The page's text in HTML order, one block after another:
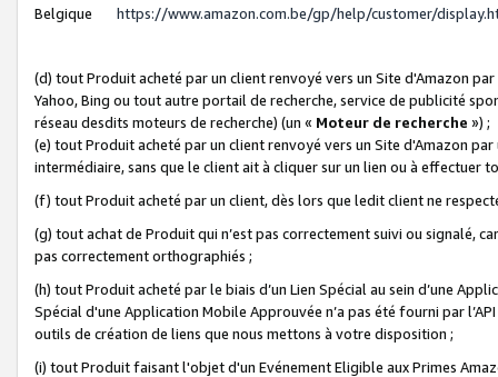
Belgique
https://www.amazon.com.be/gp/help/customer/
(d) tout Produit acheté par un client renvoyé vers un Site d'Amazon
Yahoo, Bing ou tout autre portail de recherche, service de publicité
réseau desdits moteurs de recherche) (un « Moteur de recherche ») ;
(e) tout Produit acheté par un client renvoyé vers un Site d'Amazon
intermédiaire, sans que le client ait à cliquer sur un lien ou à
(f) tout Produit acheté par un client, dès lors que ledit client ne
(g) tout achat de Produit qui n’est pas correctement suivi ou signalé,
pas correctement orthographiés ;
(h) tout Produit acheté par le biais d’un Lien Spécial au sein d’une
Spécial d'une Application Mobile Approuvée n’a pas été fourni par
outils de création de liens que nous mettons à votre disposition ;
(i) tout Produit faisant l'objet d'un Evénement Eligible aux Primes